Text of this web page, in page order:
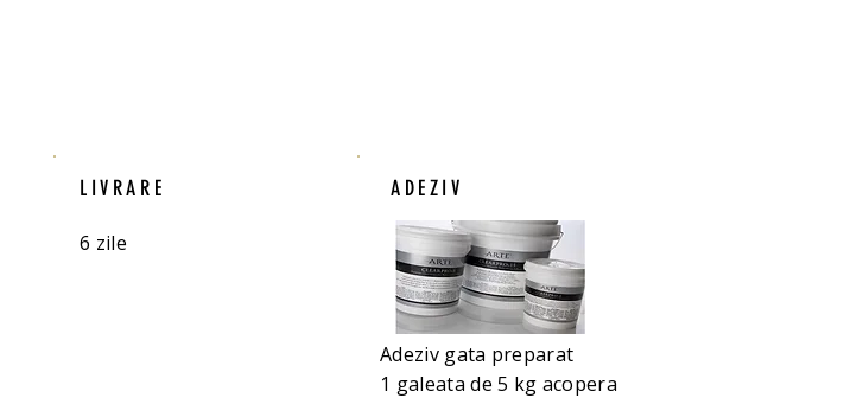
LIVRARE
6 zile
ADEZIV
Adeziv gata preparat
1 galeata de 5 kg acopera